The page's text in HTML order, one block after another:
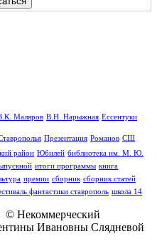
Маляров В.Н. Нарыжная Ессентуки
Презентация Романов СШ
район Юбилей библиотека им. М. Ю.
итоги программы книга
премии сборник сборник статей
фантастики ставрополь школа 14
© Некоммерческий
Ивановны Слядневой